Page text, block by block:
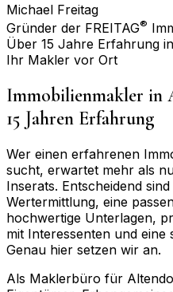
Michael Freitag
Gründer der FREITAG®
Über 15 Jahre Erfahrung
Ihr Makler vor Ort
Immobilienmakler in
15 Jahren Erfahrung
Wer einen erfahrenen
sucht, erwartet mehr als
Inserats. Entscheidend
Wertermittlung, eine
hochwertige Unterlagen,
mit Interessenten und eine
Genau hier setzen wir an.
Als Maklerbüro für